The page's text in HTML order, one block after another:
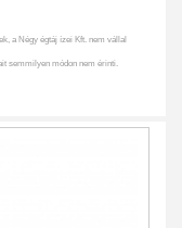
a Négy égtáj ízei Kft. nem vállal
semmilyen módon nem érinti.